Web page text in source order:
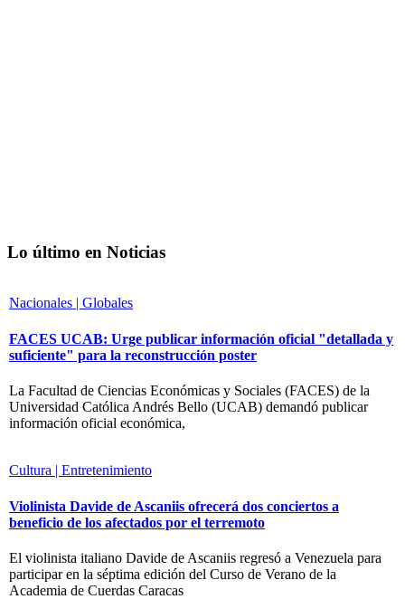
Lo último en Noticias
Nacionales | Globales
FACES UCAB: Urge publicar información oficial "detallada y
suficiente" para la reconstrucción poster
La Facultad de Ciencias Económicas y Sociales (FACES) de la
Universidad Católica Andrés Bello (UCAB) demandó publicar
información oficial económica,
Cultura | Entretenimiento
Violinista Davide de Ascaniis ofrecerá dos conciertos a
beneficio de los afectados por el terremoto
El violinista italiano Davide de Ascaniis regresó a Venezuela para
participar en la séptima edición del Curso de Verano de la
Academia de Cuerdas Caracas